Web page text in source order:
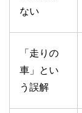
ない
「走りの
車」とい
う誤解